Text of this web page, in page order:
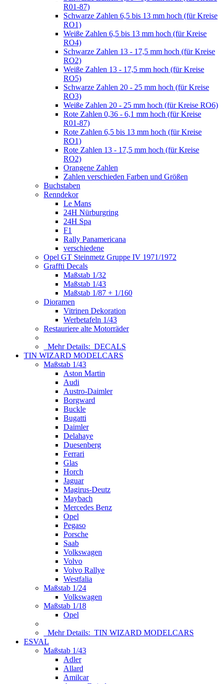
R01-87)
Schwarze Zahlen 6,5 bis 13 mm hoch (für Kreise
RO1)
Weiße Zahlen 6,5 bis 13 mm hoch (für Kreise
RO4)
Schwarze Zahlen 13 - 17,5 mm hoch (für Kreise
RO2)
Weiße Zahlen 13 - 17,5 mm hoch (für Kreise
RO5)
Schwarze Zahlen 20 - 25 mm hoch (für Kreise
RO3)
Weiße Zahlen 20 - 25 mm hoch (für Kreise RO6)
Rote Zahlen 0,36 - 6,1 mm hoch (für Kreise
R01-87)
Rote Zahlen 6,5 bis 13 mm hoch (für Kreise
RO1)
Rote Zahlen 13 - 17,5 mm hoch (für Kreise
RO2)
Orangene Zahlen
Zahlen verschieden Farben und Größen
Buchstaben
Renndekor
Le Mans
24H Nürburgring
24H Spa
F1
Rally Panamericana
verschiedene
Opel GT Steinmetz Gruppe IV 1971/1972
Graffti Decals
Maßstab 1/32
Maßstab 1/43
Maßstab 1/87 + 1/160
Dioramen
Vitrinen Dekoration
Werbetafeln 1/43
Restauriere alte Motorräder
Mehr Details: DECALS
TIN WIZARD MODELCARS
Maßstab 1/43
Aston Martin
Audi
Austro-Daimler
Borgward
Buckle
Bugatti
Daimler
Delahaye
Duesenberg
Ferrari
Glas
Horch
Jaguar
Magirus-Deutz
Maybach
Mercedes Benz
Opel
Pegaso
Porsche
Saab
Volkswagen
Volvo
Volvo Rallye
Westfalia
Maßstab 1/24
Volkswagen
Maßstab 1/18
Opel
Mehr Details: TIN WIZARD MODELCARS
ESVAL
Maßstab 1/43
Adler
Allard
Amilcar